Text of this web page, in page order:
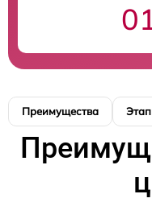
Преимущества